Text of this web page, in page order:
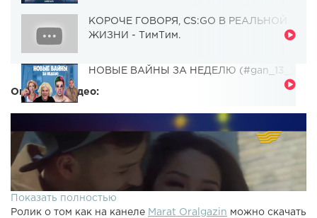
КОРОЧЕ ГОВОРЯ, CS:GO В РЕАЛЬНОЙ
ЖИЗНИ - ТимТим.
НОВЫЕ ВАЙНЫ ЗА НЕДЕЛЮ (#gan_13_)
Описание видео:
Показать полностью
Ролик о том как на канеле Marat Oralgazin можно скачать